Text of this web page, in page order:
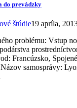
do prevádzky
štúdie19 apríla,
problému: Vstup
Francúzsko,
samosprávy: